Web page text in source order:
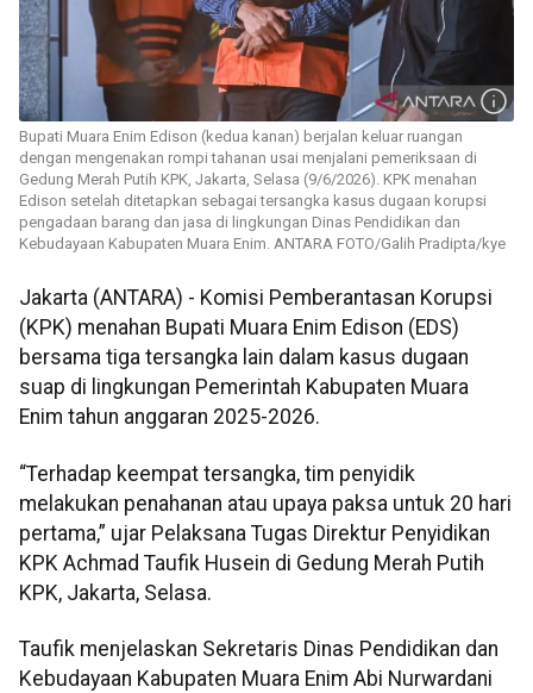
Bupati Muara Enim Edison (kedua kanan) berjalan keluar ruangan
dengan mengenakan rompi tahanan usai menjalani pemeriksaan di
Gedung Merah Putih KPK, Jakarta, Selasa (9/6/2026). KPK menahan
Edison setelah ditetapkan sebagai tersangka kasus dugaan korupsi
pengadaan barang dan jasa di lingkungan Dinas Pendidikan dan
Kebudayaan Kabupaten Muara Enim. ANTARA FOTO/Galih Pradipta/kye
Jakarta (ANTARA) - Komisi Pemberantasan Korupsi
(KPK) menahan Bupati Muara Enim Edison (EDS)
bersama tiga tersangka lain dalam kasus dugaan
suap di lingkungan Pemerintah Kabupaten Muara
Enim tahun anggaran 2025-2026.
“Terhadap keempat tersangka, tim penyidik
melakukan penahanan atau upaya paksa untuk 20 hari
pertama,” ujar Pelaksana Tugas Direktur Penyidikan
KPK Achmad Taufik Husein di Gedung Merah Putih
KPK, Jakarta, Selasa.
Taufik menjelaskan Sekretaris Dinas Pendidikan dan
Kebudayaan Kabupaten Muara Enim Abi Nurwardani